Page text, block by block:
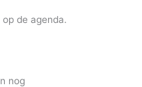
de agenda.
nog